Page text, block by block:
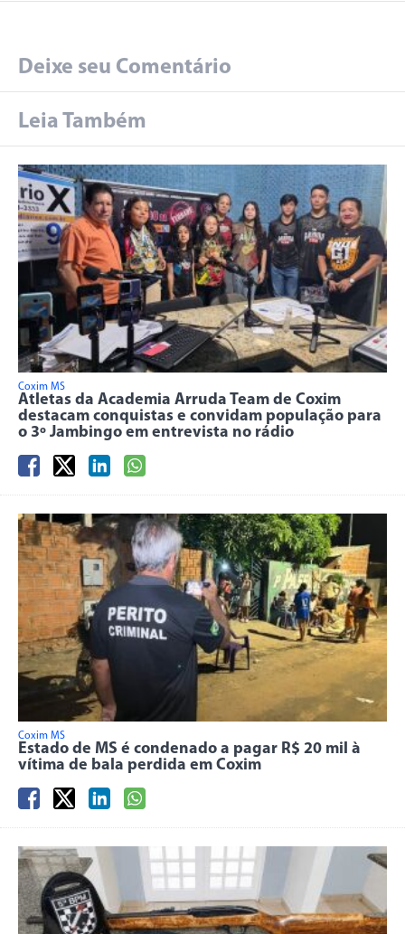
Deixe seu Comentário
Leia Também
Coxim MS
Atletas da Academia Arruda Team de Coxim
destacam conquistas e convidam população para
o 3º Jambingo em entrevista no rádio
Coxim MS
Estado de MS é condenado a pagar R$ 20 mil à
vítima de bala perdida em Coxim